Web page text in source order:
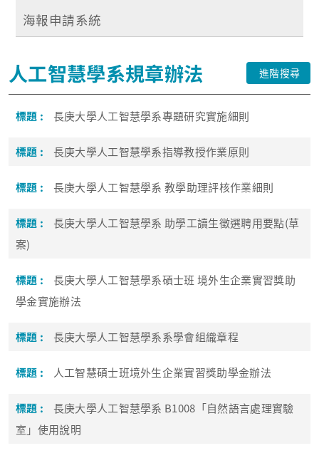
海報申請系統
人工智慧學系規章辦法 進階搜尋
長庚大學人工智慧學系專題研究實施細則
長庚大學人工智慧學系指導教授作業原則
長庚大學人工智慧學系 教學助理評核作業細則
長庚大學人工智慧學系 助學工讀生徵選聘用要點(草
案)
長庚大學人工智慧學系碩士班 境外生企業實習獎助
學金實施辦法
長庚大學人工智慧學系系學會組織章程
人工智慧碩士班境外生企業實習獎助學金辦法
⾧庚大學人工智慧學系 B1008「自然語言處理實驗
室」使用說明